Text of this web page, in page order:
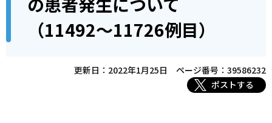
す
ら
（11492～11726例目）
更新日：2022年1月25日
ページ番号：39586232
ポストする